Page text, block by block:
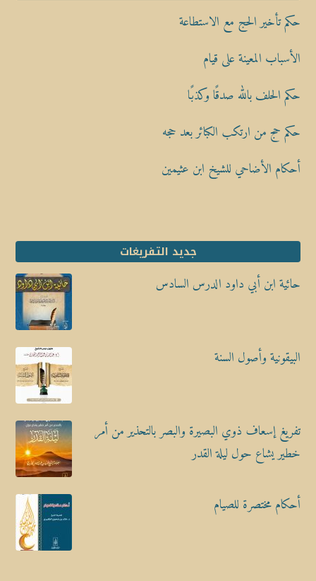
حكم تأخير الحج مع الاستطاعة
الأسباب المعينة على قيام
حكم الحلف بالله صدقًا وكذبًا
حكم حج من ارتكب الكبائر بعد حجه
أحكام الأضاحي للشيخ ابن عثيمين
جديد التفريغات
حائية ابن أبي داود الدرس السادس
البيقونية وأصول السنة
تفريغ إسعاف ذوي البصيرة والبصر بالتحذير من أمر
خطير يشاع حول ليلة القدر
أحكام مختصرة للصيام